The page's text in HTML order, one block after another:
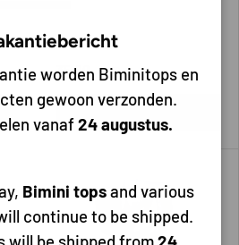
35,00 41,70
worden Biminitops en
gewoon verzonden.
vanaf24 augustus.
Bimini topsand various
continue to be shipped.
will be shipped from24